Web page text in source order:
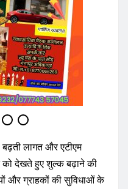
लागत और एटीएम
को देखते हुए शुल्क बढ़ाने की
और ग्राहकों की सुविधाओं के